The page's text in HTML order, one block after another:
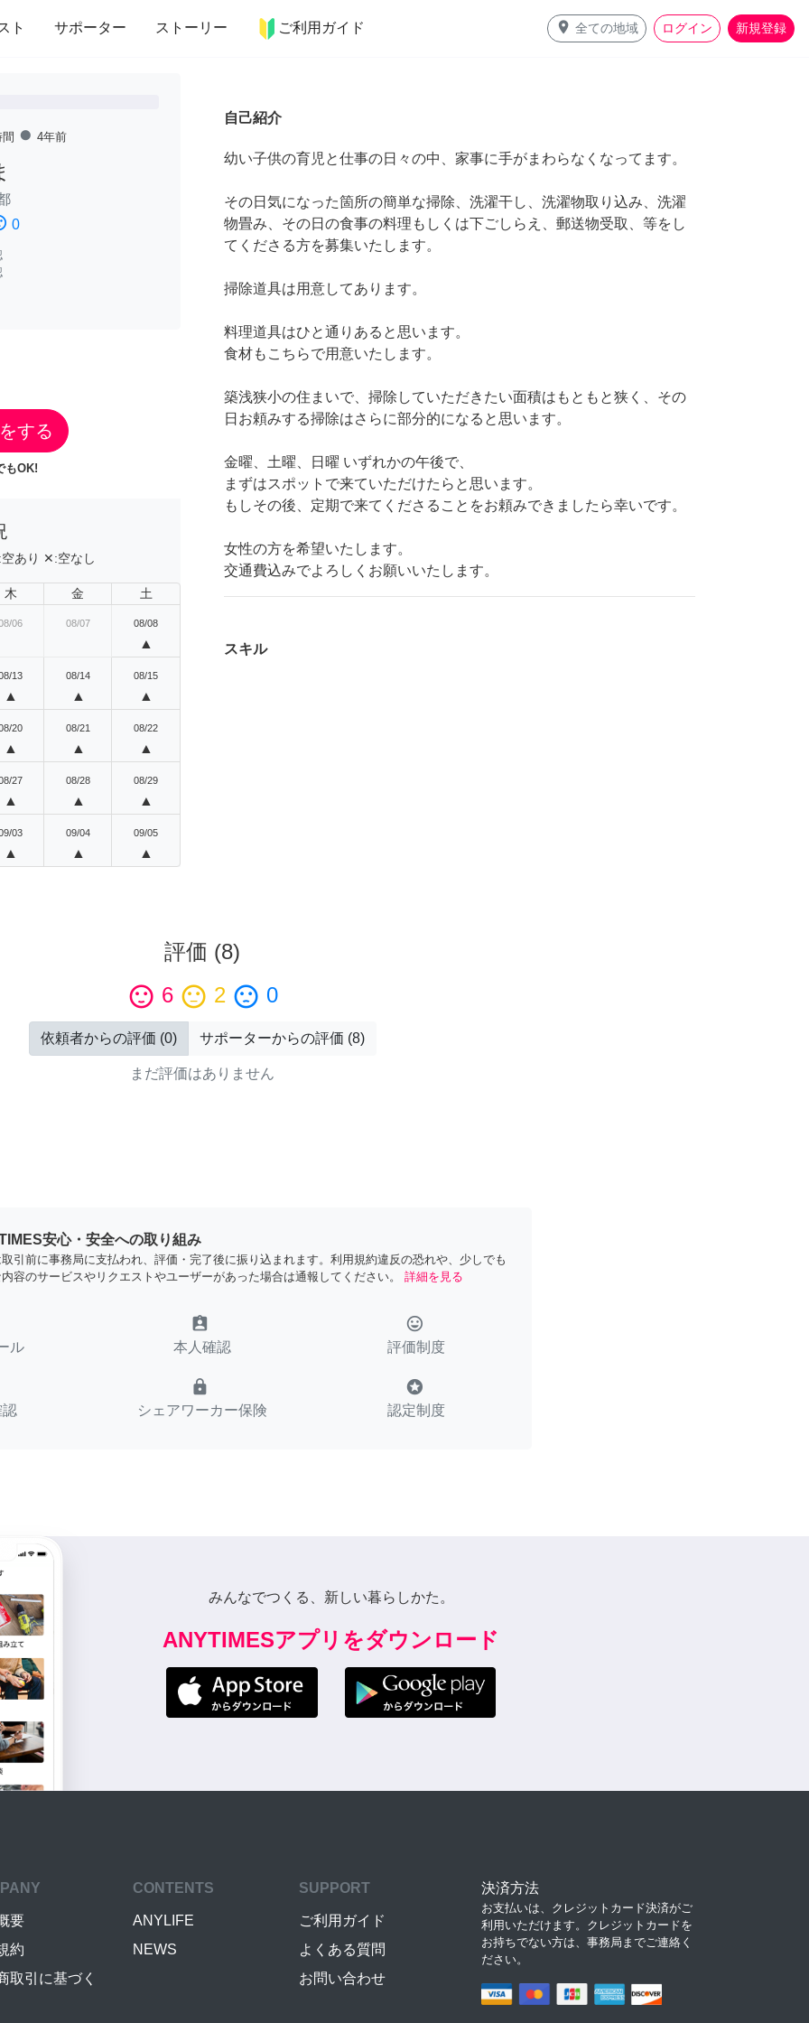
ト サポーター ストーリー ご利用ガイド place 全ての地域 ログイン 新規登録
インテリア 趣味・習い事 ペット 料理
fiber_manual_record 4年前
0
する
もOK!
空あり ✕:空なし
木 金 土
06 08/07 08/08
▲
13
▲
08/14
▲
08/15
▲
20
▲
08/21
▲
08/22
▲
27
▲
08/28
▲
08/29
▲
03
▲
09/04
▲
09/05
▲
自己紹介
幼い子供の育児と仕事の日々の中、家事に手がまわらなくなってます。
その日気になった箇所の簡単な掃除、洗濯干し、洗濯物取り込み、洗濯
物畳み、その日の食事の料理もしくは下ごしらえ、郵送物受取、等をし
てくださる方を募集いたします。
掃除道具は用意してあります。
料理道具はひと通りあると思います。
食材もこちらで用意いたします。
築浅狭小の住まいで、掃除していただきたい面積はもともと狭く、その
日お頼みする掃除はさらに部分的になると思います。
金曜、土曜、日曜 いずれかの午後で、
まずはスポットで来ていただけたらと思います。
もしその後、定期で来てくださることをお頼みできましたら幸いです。
女性の方を希望いたします。
交通費込みでよろしくお願いいたします。
スキル
評価 (8)
sentiment_satisfied 6 sentiment_neutral 2 sentiment_dissatisfied 0
依頼者からの評価 (0) サポーターからの評価 (8)
まだ評価はありません
安心・安全への取り組み
引前に事務局に支払われ、評価・完了後に振り込まれます。利用規約違反の恐れや、少しでも
容のサービスやリクエストやユーザーがあった場合は通報してください。
詳細を見る
ル
assignment_ind
本人確認
tag_faces
評価制度
lock
シェアワーカー保険
stars
認定制度
みんなでつくる、新しい暮らしかた。
ANYTIMESアプリをダウンロード
要
約
取引に基づく
CONTENTS
ANYLIFE
NEWS
SUPPORT
ご利用ガイド
よくある質問
お問い合わせ
決済方法
お支払いは、クレジットカード決済がご
利用いただけます。クレジットカードを
お持ちでない方は、事務局までご連絡く
ださい。